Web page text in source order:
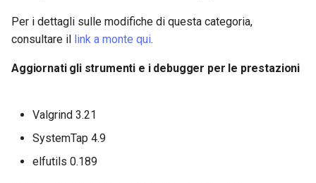
Per i dettagli sulle modifiche di questa categoria,
consultare il link a monte qui.
Aggiornati gli strumenti e i debugger per le prestazioni
Valgrind 3.21
SystemTap 4.9
elfutils 0.189